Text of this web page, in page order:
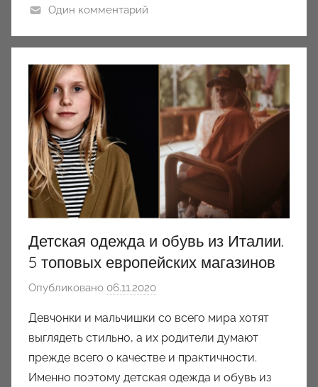
Один комментарий
Детская одежда и обувь из Италии.
5 топовых европейских магазинов
Опубликовано 06.11.2020
т
о
р
о
Девчонки и мальчишки со всего мира хотят
выглядеть стильно, а их родители думают
прежде всего о качестве и практичности.
Именно поэтому детская одежда и обувь из